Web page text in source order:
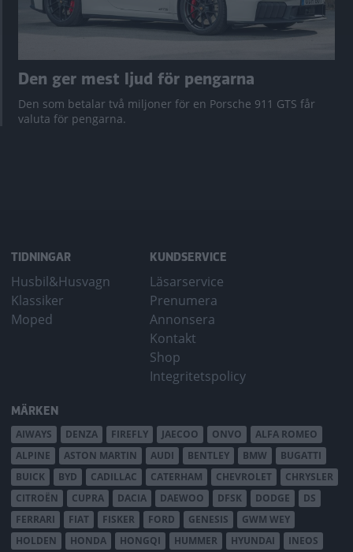
Den ger mest ljud för pengarna
Den som betalar två miljoner för en Porsche 911 GTS får
valuta för pengarna.
TIDNINGAR
Husbil&Husvagn
Klassiker
Moped
KUNDSERVICE
Läsarservice
Prenumera
Annonsera
Kontakt
Shop
Integritetspolicy
MÄRKEN
AIWAYS DENZA FIREFLY JAECOO ONVO
ALFA ROMEO
ALPINE
ASTON MARTIN AUDI BENTLEY BMW
BUGATTI
BUICK
BYD CADILLAC CATERHAM CHEVROLET
CHRYSLER
CITROËN
CUPRA DACIA DAEWOO DFSK DODGE
DS
FERRARI
FIAT FISKER FORD GENESIS
GWM WEY
HOLDEN
HONDA HONGQI HUMMER HYUNDAI INEOS